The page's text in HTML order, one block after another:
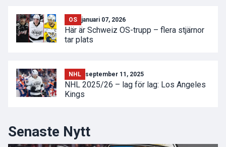
OS januari 07, 2026
Här är Schweiz OS-trupp – flera stjärnor
tar plats
NHL september 11, 2025
NHL 2025/26 – lag för lag: Los Angeles
Kings
Senaste Nytt